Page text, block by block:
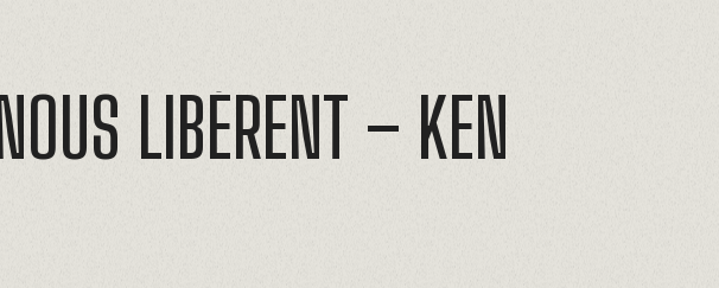
NOUS LIBÈRENT – KEN